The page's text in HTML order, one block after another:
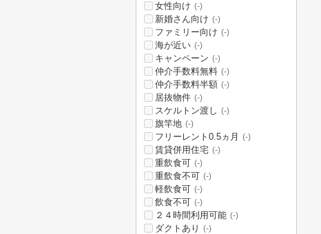
女性向け (-)
新婚さん向け (-)
ファミリー向け (-)
海が近い (-)
キャンペーン (-)
仲介手数料無料 (-)
仲介手数料半額 (-)
居抜物件 (-)
スケルトン渡し (-)
旗竿地 (-)
フリーレント0.5ヵ月 (-)
賃貸併用住宅 (-)
重飲食可 (-)
重飲食不可 (-)
軽飲食可 (-)
飲食不可 (-)
２４時間利用可能 (-)
ダクトあり (-)